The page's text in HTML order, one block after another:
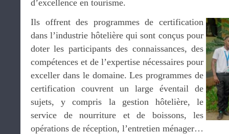
d’excellence en tourisme.
Ils offrent des programmes de certification
dans l’industrie hôtelière qui sont conçus pour
doter les participants des connaissances, des
compétences et de l’expertise nécessaires pour
exceller dans le domaine. Les programmes de
certification couvrent un large éventail de
sujets, y compris la gestion hôtelière, le
service de nourriture et de boissons, les
opérations de réception, l’entretien ménager…